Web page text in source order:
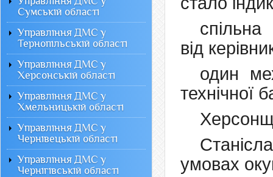
від
один
технічної
умовах
Сумській області
Управління ДМС у
Тернопільській області
Управління ДМС у
Херсонській області
Управління ДМС у
Хмельницькій області
Управління ДМС у
Чернівецькій області
Управління ДМС у
Чернігівській області